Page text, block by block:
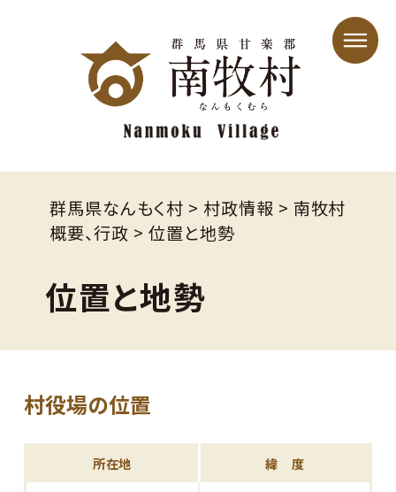
群馬県なんもく村 > 村政情報 > 南牧村
概要、行政 > 位置と地勢
位置と地勢
村役場の位置
所在地 緯 度